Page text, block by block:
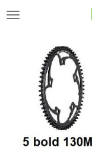
Ga
hoofdinhoud